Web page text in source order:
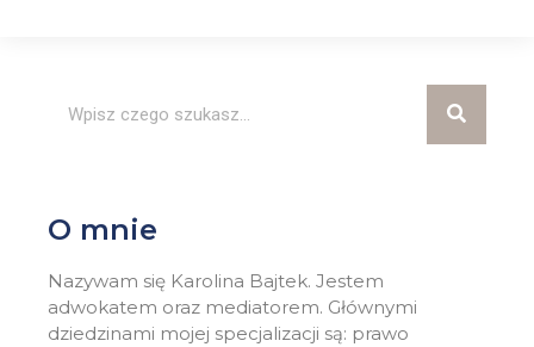
O mnie
Nazywam się Karolina Bajtek. Jestem
adwokatem oraz mediatorem. Głównymi
dziedzinami mojej specjalizacji są: prawo